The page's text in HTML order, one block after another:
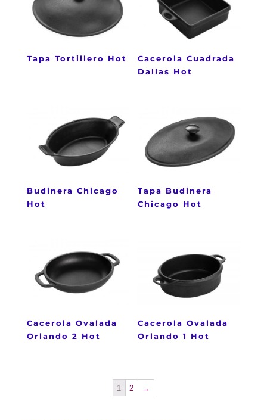
Tapa Tortillero Hot
Cacerola Cuadrada
Dallas Hot
Budinera Chicago
Hot
Tapa Budinera
Chicago Hot
Cacerola Ovalada
Orlando 2 Hot
Cacerola Ovalada
Orlando 1 Hot
1 2 →